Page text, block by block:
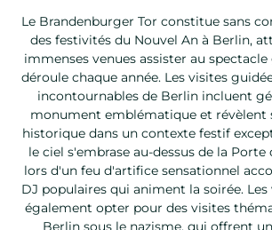
Le Brandenburger Tor constitue sans
des festivités du Nouvel An à Berlin,
immenses venues assister au
déroule chaque année. Les visites
incontournables de Berlin incluent
monument emblématique et révèlent
historique dans un contexte festif
le ciel s'embrase au-dessus de la
lors d'un feu d'artifice sensationnel
DJ populaires qui animent la soirée.
également opter pour des visites
Berlin sous le nazisme, qui offrent